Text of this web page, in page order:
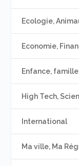
Ecologie,
Economie,
Enfance,
High Tech,
International
Ma ville, Ma